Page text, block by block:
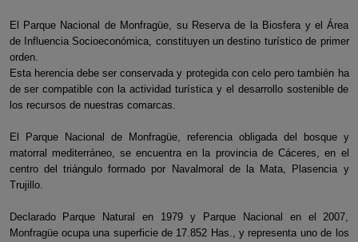
El Parque Nacional de Monfragüe, su Reserva de la Biosfera y el Área
de Influencia Socioeconómica, constituyen un destino turístico de primer
orden.
Esta herencia debe ser conservada y protegida con celo pero también ha
de ser compatible con la actividad turística y el desarrollo sostenible de
los recursos de nuestras comarcas.
El Parque Nacional de Monfragüe, referencia obligada del bosque y
matorral mediterráneo, se encuentra en la provincia de Cáceres, en el
centro del triángulo formado por Navalmoral de la Mata, Plasencia y
Trujillo.
Declarado Parque Natural en 1979 y Parque Nacional en el 2007,
Monfragüe ocupa una superficie de 17.852 Has., y representa uno de los